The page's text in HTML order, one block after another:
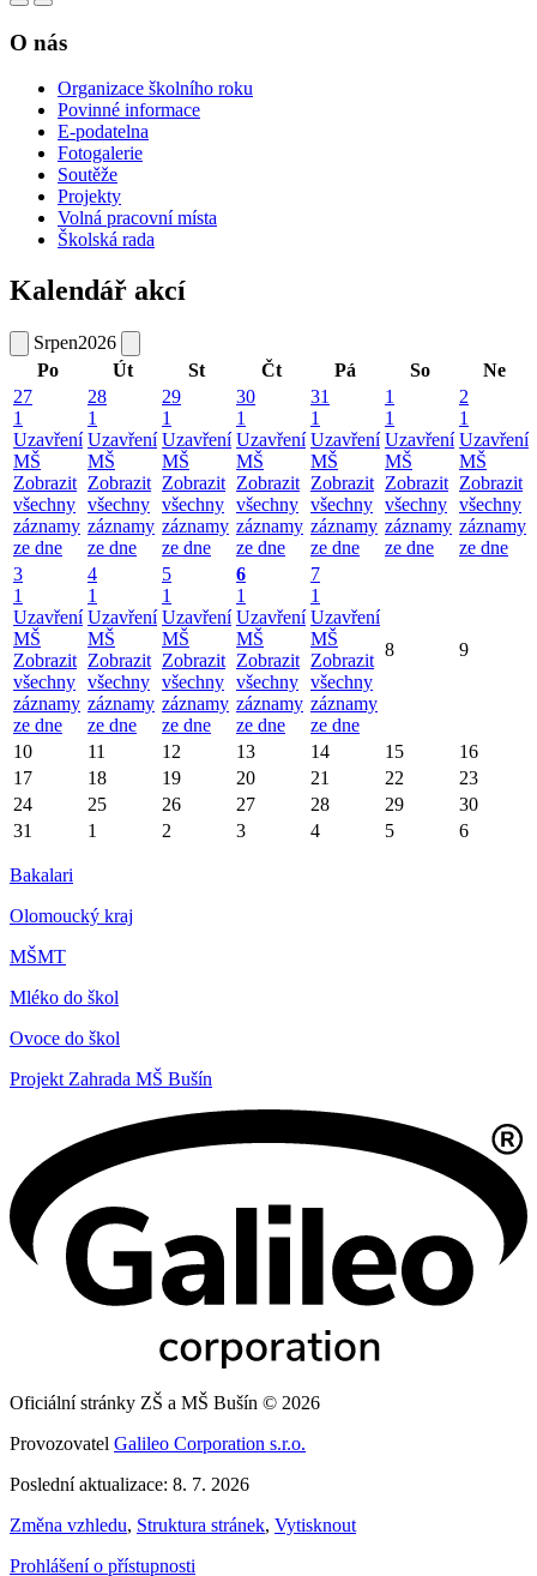
O nás
Organizace školního roku
Povinné informace
E-podatelna
Fotogalerie
Soutěže
Projekty
Volná pracovní místa
Školská rada
Kalendář akcí
Srpen2026
Po
Út St Čt Pá So
Ne
27
1
Uzavření
MŠ
Zobrazit
všechny
záznamy
ze dne
28
1
Uzavření
MŠ
Zobrazit
všechny
záznamy
ze dne
29
1
Uzavření
MŠ
Zobrazit
všechny
záznamy
ze dne
30
1
Uzavření
MŠ
Zobrazit
všechny
záznamy
ze dne
31
1
Uzavření
MŠ
Zobrazit
všechny
záznamy
ze dne
1
1
Uzavření
MŠ
Zobrazit
všechny
záznamy
ze dne
2
1
Uzavření
MŠ
Zobrazit
všechny
záznamy
ze dne
3
1
Uzavření
MŠ
Zobrazit
všechny
záznamy
ze dne
4
1
Uzavření
MŠ
Zobrazit
všechny
záznamy
ze dne
5
1
Uzavření
MŠ
Zobrazit
všechny
záznamy
ze dne
6
1
Uzavření
MŠ
Zobrazit
všechny
záznamy
ze dne
7
1
Uzavření
MŠ
Zobrazit
všechny
záznamy
ze dne
8 9
10 11 12 13 14 15
16
17
18 19 20 21 22
23
24
25 26 27 28 29
30
31
1 2 3 4 5 6
Bakalari
Olomoucký kraj
MŠMT
Mléko do škol
Ovoce do škol
Projekt Zahrada MŠ Bušín
Oficiální stránky ZŠ a MŠ Bušín © 2026
Provozovatel Galileo Corporation s.r.o.
Poslední aktualizace: 8. 7. 2026
Změna vzhledu, Struktura stránek, Vytisknout
Prohlášení o přístupnosti